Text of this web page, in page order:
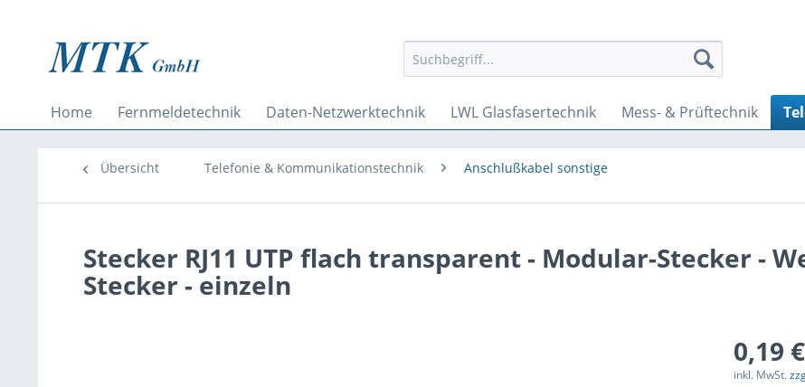
Home Fernmeldetechnik Daten-Netzwerktechnik LWL Glasfasertechnik Mess- & Prüftechnik
Übersicht Telefonie & Kommunikationstechnik Anschlußkabel sonstige
Stecker RJ11 UTP flach transparent - Modular-Stecker -
Stecker - einzeln
0,19
inkl. MwSt.